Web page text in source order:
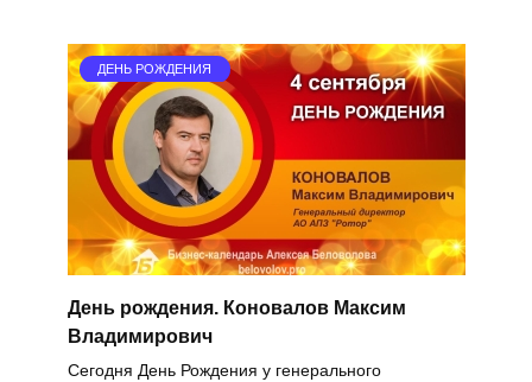
ДЕНЬ РОЖДЕНИЯ
День рождения. Коновалов Максим
Владимирович
Сегодня День Рождения у генерального